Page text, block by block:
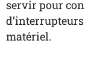
servir pour
matériel.